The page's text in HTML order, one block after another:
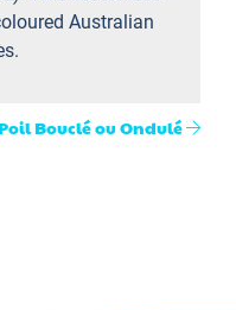
Australian
Bouclé ou Ondulé